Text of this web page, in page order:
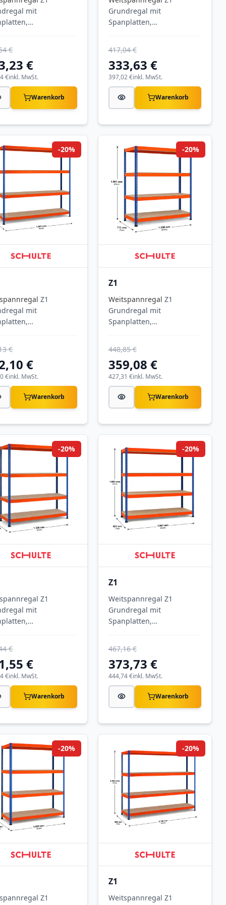
mit
orange/verzinkt, 4
Fachlast 640 kg,
2.500 kg
€
€
inkl. MwSt.
€
Warenkorb
Grundregal mit
Spanplatten,
blau/orange/verzinkt, 4
Ebenen, Fachlast 640 kg,
Feldlast 3.200 kg
333,63 €
417,04 €
inkl. MwSt.
397,02 €
Warenkorb
Z1
mit
orange/verzinkt, 4
Fachlast 610 kg,
2.800 kg
€
€
-20%
inkl. MwSt.
€
Warenkorb
Z1
Weitspannregal Z1
Grundregal mit
Spanplatten,
blau/orange/verzinkt, 4
Ebenen, Fachlast 640 kg,
Feldlast 3.200 kg
359,08 €
448,85 €
-20%
inkl. MwSt.
427,31 €
Warenkorb
Z1
mit
orange/verzinkt, 4
Fachlast 640 kg,
2.800 kg
€
€
-20%
inkl. MwSt.
€
Warenkorb
Z1
Weitspannregal Z1
Grundregal mit
Spanplatten,
blau/orange/verzinkt, 4
Ebenen, Fachlast 610 kg,
Feldlast 3.200 kg
373,73 €
467,16 €
-20%
inkl. MwSt.
444,74 €
Warenkorb
Z1
-20%
Z1
Weitspannregal Z1
-20%